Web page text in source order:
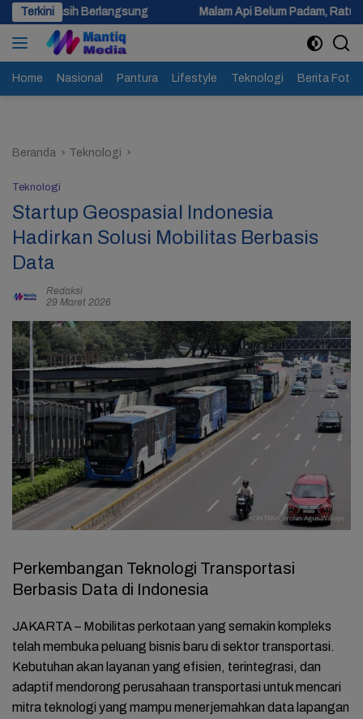
Langsung
ke
konten
Terkini Malam Api Belum Padam, Ratusan Personel
Home Nasional Pantura Lifestyle Teknologi Berita Foto
Beranda Teknologi
Teknologi
Startup Geospasial Indonesia
Hadirkan Solusi Mobilitas Berbasis
Data
Redaksi
29 Maret 2026
Perkembangan Teknologi Transportasi
Berbasis Data di Indonesia
JAKARTA – Mobilitas perkotaan yang semakin kompleks
telah membuka peluang bisnis baru di sektor transportasi.
Kebutuhan akan layanan yang efisien, terintegrasi, dan
adaptif mendorong perusahaan transportasi untuk mencari
mitra teknologi yang mampu menerjemahkan data lapangan